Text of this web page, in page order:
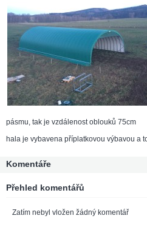
pásmu, tak je vzdálenost oblouků 75cm
hala je vybavena příplatkovou výbavou a
Komentáře
Přehled komentářů
Zatím nebyl vložen žádný komentář